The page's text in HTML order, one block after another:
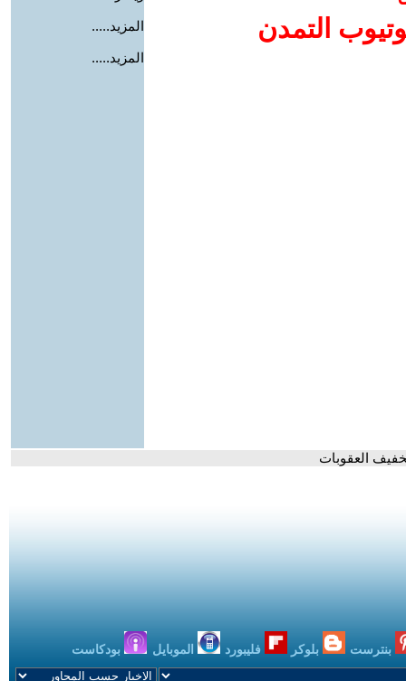
التمدن
المزيد.....
المزيد.....
العقوبات
بنترست بلوكر فليبورد الموبايل بودكاست